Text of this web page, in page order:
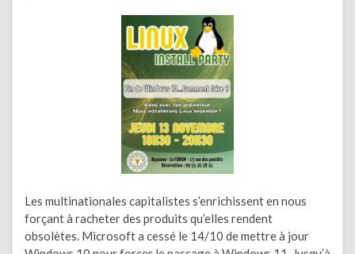
Les multinationales capitalistes s’enrichissent en nous
forçant à racheter des produits qu’elles rendent
obsolètes. Microsoft a cessé le 14/10 de mettre à jour